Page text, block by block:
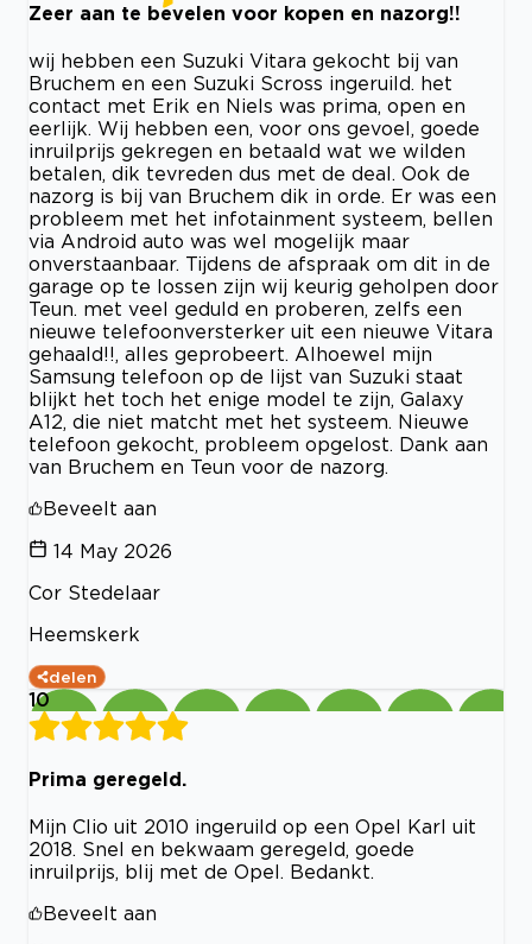
Zeer aan te bevelen voor kopen en nazorg!!
wij hebben een Suzuki Vitara gekocht bij van
Bruchem en een Suzuki Scross ingeruild. het
contact met Erik en Niels was prima, open en
eerlijk. Wij hebben een, voor ons gevoel, goede
inruilprijs gekregen en betaald wat we wilden
betalen, dik tevreden dus met de deal. Ook de
nazorg is bij van Bruchem dik in orde. Er was een
probleem met het infotainment systeem, bellen
via Android auto was wel mogelijk maar
onverstaanbaar. Tijdens de afspraak om dit in de
garage op te lossen zijn wij keurig geholpen door
Teun. met veel geduld en proberen, zelfs een
nieuwe telefoonversterker uit een nieuwe Vitara
gehaald!!, alles geprobeert. Alhoewel mijn
Samsung telefoon op de lijst van Suzuki staat
blijkt het toch het enige model te zijn, Galaxy
A12, die niet matcht met het systeem. Nieuwe
telefoon gekocht, probleem opgelost. Dank aan
van Bruchem en Teun voor de nazorg.
Beveelt aan
14 May 2026
Cor Stedelaar
Heemskerk
delen
10
Prima geregeld.
Mijn Clio uit 2010 ingeruild op een Opel Karl uit
2018. Snel en bekwaam geregeld, goede
inruilprijs, blij met de Opel. Bedankt.
Beveelt aan